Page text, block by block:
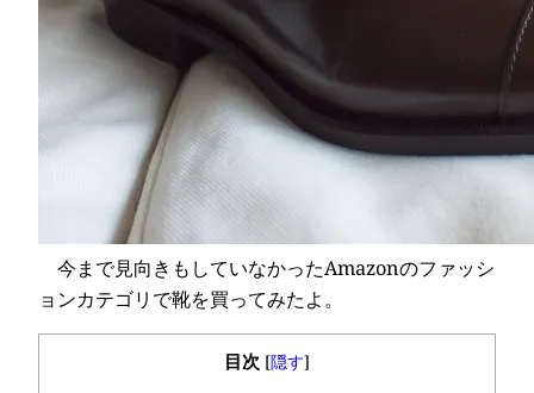
今まで見向きもしていなかったAmazonのファッシ
ョンカテゴリで靴を買ってみたよ。
目次 [隠す]